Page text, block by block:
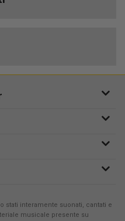
stati interamente suonati, cantati e
musicale presente su